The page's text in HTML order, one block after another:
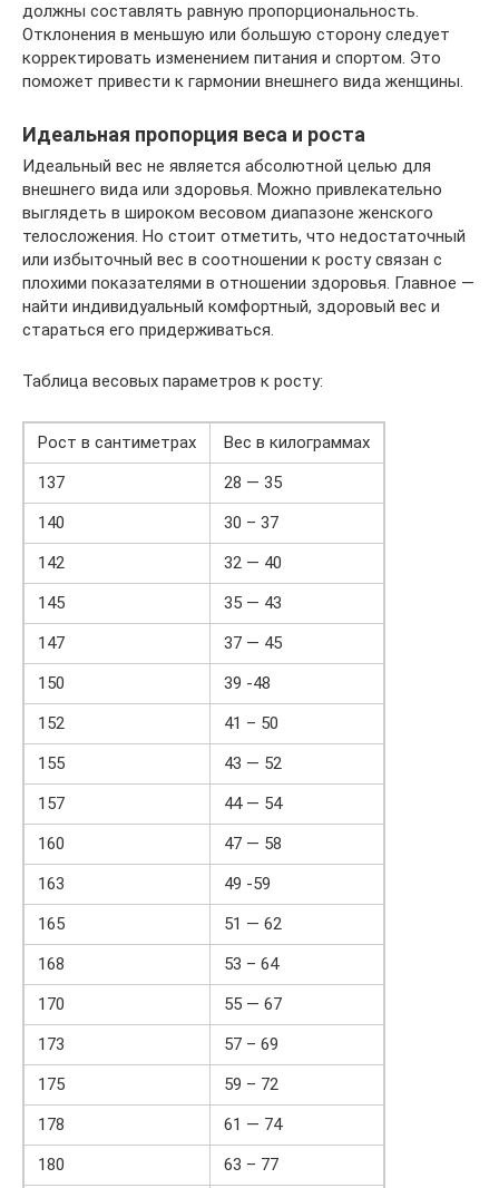
должны составлять равную пропорциональность.
Отклонения в меньшую или большую сторону следует
корректировать изменением питания и спортом. Это
поможет привести к гармонии внешнего вида женщины.
Идеальная пропорция веса и роста
Идеальный вес не является абсолютной целью для
внешнего вида или здоровья. Можно привлекательно
выглядеть в широком весовом диапазоне женского
телосложения. Но стоит отметить, что недостаточный
или избыточный вес в соотношении к росту связан с
плохими показателями в отношении здоровья. Главное —
найти индивидуальный комфортный, здоровый вес и
стараться его придерживаться.
Таблица весовых параметров к росту:
Рост в сантиметрах
Вес в килограммах
137
28 — 35
140
30 – 37
142
32 — 40
145
35 — 43
147
37 — 45
150
39 -48
152
41 – 50
155
43 — 52
157
44 — 54
160
47 — 58
163
49 -59
165
51 — 62
168
53 – 64
170
55 — 67
173
57 – 69
175
59 – 72
178
61 — 74
180
63 – 77